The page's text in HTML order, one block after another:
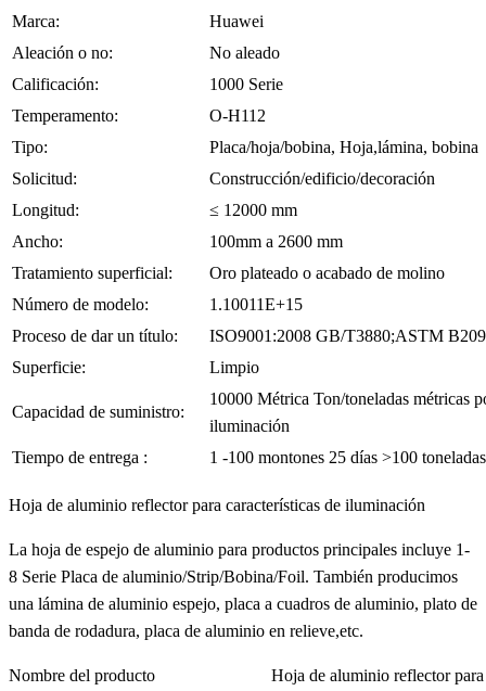
Marca:
Huawei
Aleación o no:
No aleado
Calificación:
1000 Serie
Temperamento:
O-H112
Tipo:
Placa/hoja/bobina, Hoja,lámina, bobina
Solicitud:
Construcción/edificio/decoración
Longitud:
≤ 12000 mm
Ancho:
100mm a 2600 mm
Tratamiento superficial:
Oro plateado o acabado de molino
Número de modelo:
1.10011E+15
Proceso de dar un título:
ISO9001:2008 GB/T3880;ASTM B209
Superficie:
Limpio
Capacidad de suministro:
10000 Métrica Ton/toneladas métricas
iluminación
Tiempo de entrega :
1 -100 montones 25 días >100
Hoja de aluminio reflector para características de iluminación
La hoja de espejo de aluminio para productos principales incluye 1-
8 Serie Placa de aluminio/Strip/Bobina/Foil. También producimos
una lámina de aluminio espejo, placa a cuadros de aluminio, plato de
banda de rodadura, placa de aluminio en relieve,etc.
Nombre del producto
Hoja de aluminio reflector